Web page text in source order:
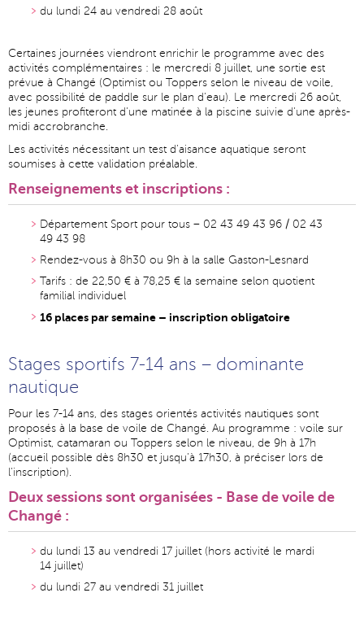
du lundi 24 au vendredi 28 août
Certaines journées viendront enrichir le programme avec des
activités complémentaires : le mercredi 8 juillet, une sortie est
prévue à Changé (Optimist ou Toppers selon le niveau de voile,
avec possibilité de paddle sur le plan d’eau). Le mercredi 26 août,
les jeunes profiteront d’une matinée à la piscine suivie d’une après-
midi accrobranche.
Les activités nécessitant un test d’aisance aquatique seront
soumises à cette validation préalable.
Renseignements et inscriptions :
Département Sport pour tous – 02 43 49 43 96 / 02 43
49 43 98
Rendez-vous à 8h30 ou 9h à la salle Gaston-Lesnard
Tarifs : de 22,50 € à 78,25 € la semaine selon quotient
familial individuel
16 places par semaine – inscription obligatoire
Stages sportifs 7-14 ans – dominante
nautique
Pour les 7-14 ans, des stages orientés activités nautiques sont
proposés à la base de voile de Changé. Au programme : voile sur
Optimist, catamaran ou Toppers selon le niveau, de 9h à 17h
(accueil possible dès 8h30 et jusqu’à 17h30, à préciser lors de
l’inscription).
Deux sessions sont organisées - Base de voile de
Changé :
du lundi 13 au vendredi 17 juillet (hors activité le mardi
14 juillet)
du lundi 27 au vendredi 31 juillet